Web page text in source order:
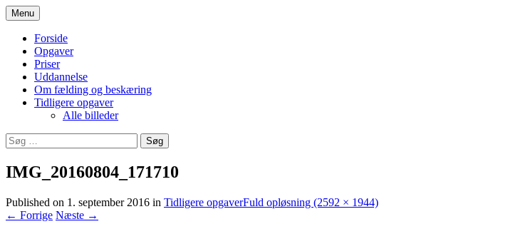
JHK Træservice
Menu Hop
til
indhold
Forside
Opgaver
Priser
Uddannelse
Om fælding og beskæring
Tidligere opgaver
Alle billeder
Søg
efter:
IMG_20160804_171710
Published on 1. september 2016 in Tidligere opgaverFuld opløsning (2592 × 1944)
← Forrige Næste →